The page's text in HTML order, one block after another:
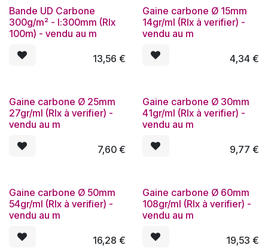
Bande UD Carbone
300g/m² - l:300mm (Rlx
100m) - vendu au m
13,56 €
Gaine carbone Ø 15mm
14gr/ml (Rlx à verifier) -
vendu au m
4,34 €
Gaine carbone Ø 25mm
27gr/ml (Rlx à verifier) -
vendu au m
7,60€
Gaine carbone Ø 30mm
41gr/ml (Rlx à verifier) -
vendu au m
9,77 €
Gaine carbone Ø 50mm
54gr/ml (Rlx à verifier) -
vendu au m
16,28 €
Gaine carbone Ø 60mm
108gr/ml (Rlx à verifier) -
vendu au m
19,53 €